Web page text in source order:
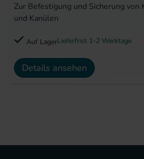
Zur Befestigung und Sicherung von
und Kanülen
Auf LagerLieferfrist 1-2 Werktage
Details ansehen